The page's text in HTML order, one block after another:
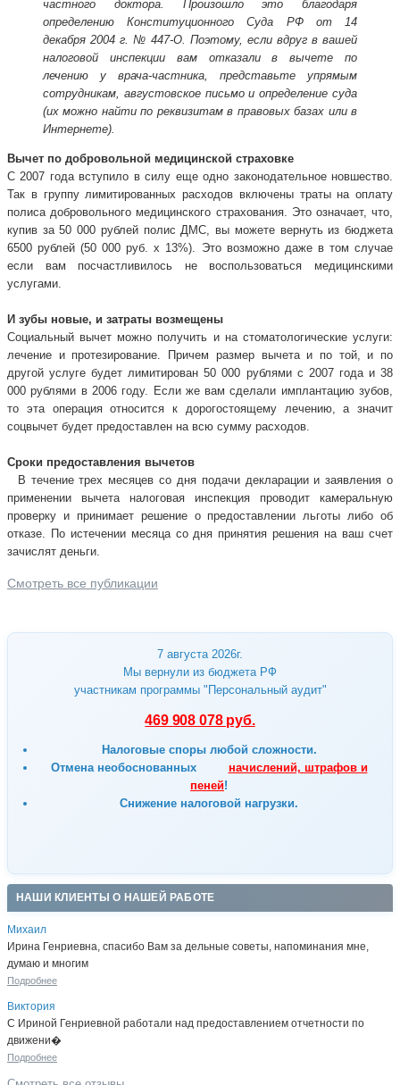
7 августа 2026г.
Мы вернули из бюджета РФ
участникам программы "Персональный аудит"
469 908 078 руб.
Налоговые споры любой сложности.
Отмена необоснованных начислений, штрафов и
пеней!
Снижение налоговой нагрузки.
НАШИ КЛИЕНТЫ О НАШЕЙ РАБОТЕ
Михаил
Ирина Генриевна, спасибо Вам за дельные советы, напоминания мне,
думаю и многим
Подробнее
Виктория
С Ириной Генриевной работали над предоставлением отчетности по
движени�
Подробнее
частного доктора. Произошло это благодаря
определению Конституционного Суда РФ от 14
декабря 2004 г. № 447-О. Поэтому, если вдруг в вашей
налоговой инспекции вам отказали в вычете по
лечению у врача-частника, представьте упрямым
сотрудникам, августовское письмо и определение суда
(их можно найти по реквизитам в правовых базах или в
Интернете).
Вычет по добровольной медицинской страховке
С 2007 года вступило в силу еще одно законодательное новшество.
Так в группу лимитированных расходов включены траты на оплату
полиса добровольного медицинского страхования. Это означает, что,
купив за 50 000 рублей полис ДМС, вы можете вернуть из бюджета
6500 рублей (50 000 руб. х 13%). Это возможно даже в том случае
если вам посчастливилось не воспользоваться медицинскими
услугами.
И зубы новые, и затраты возмещены
Социальный вычет можно получить и на стоматологические услуги:
лечение и протезирование. Причем размер вычета и по той, и по
другой услуге будет лимитирован 50 000 рублями с 2007 года и 38
000 рублями в 2006 году. Если же вам сделали имплантацию зубов,
то эта операция относится к дорогостоящему лечению, а значит
соцвычет будет предоставлен на всю сумму расходов.
Сроки предоставления вычетов
В течение трех месяцев со дня подачи декларации и заявления о
применении вычета налоговая инспекция проводит камеральную
проверку и принимает решение о предоставлении льготы либо об
отказе. По истечении месяца со дня принятия решения на ваш счет
зачислят деньги.
Смотреть все публикации